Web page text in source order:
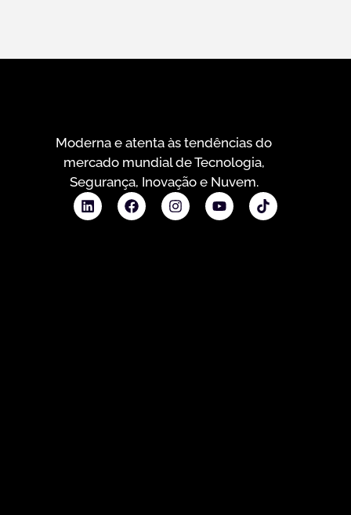
Moderna e atenta às tendências do
mercado mundial de Tecnologia,
Segurança, Inovação e Nuvem.